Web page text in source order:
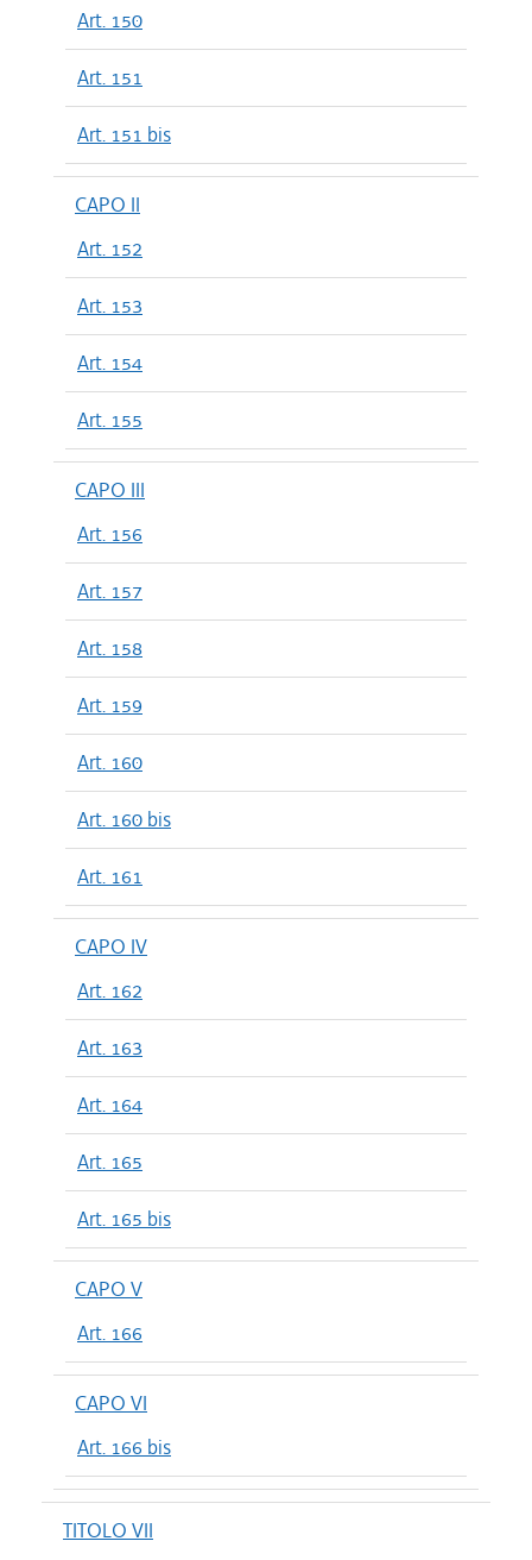
Art. 150
Art. 151
Art. 151 bis
CAPO II
Art. 152
Art. 153
Art. 154
Art. 155
CAPO III
Art. 156
Art. 157
Art. 158
Art. 159
Art. 160
Art. 160 bis
Art. 161
CAPO IV
Art. 162
Art. 163
Art. 164
Art. 165
Art. 165 bis
CAPO V
Art. 166
CAPO VI
Art. 166 bis
TITOLO VII